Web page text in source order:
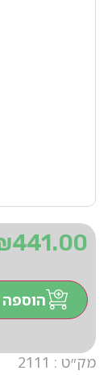
מק״ט : 2111
441.00